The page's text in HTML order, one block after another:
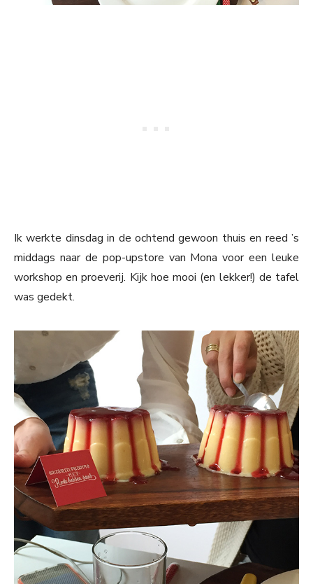
Ik werkte dinsdag in de ochtend gewoon thuis en reed ’s
middags naar de pop-upstore van Mona voor een leuke
workshop en proeverij. Kijk hoe mooi (en lekker!) de tafel
was gedekt.